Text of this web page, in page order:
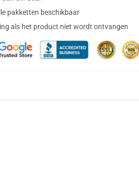
pakketten beschikbaar
als het product niet wordt ontvangen